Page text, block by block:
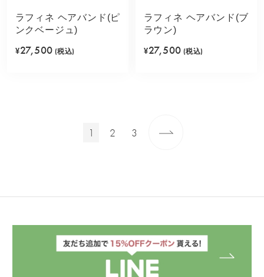
ラフィネ ヘアバンド(ピ
ンクベージュ)
¥27,500 (税込)
ラフィネ ヘアバンド(ブ
ラウン)
¥27,500 (税込)
1 2 3